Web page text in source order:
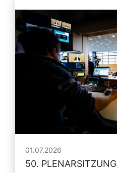
01.07.2026
50. PLENARSITZUNG